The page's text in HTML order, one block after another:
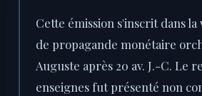
Cette émission s'inscrit dans la
de propagande monétaire
Auguste après 20 av. J.-C. Le
enseignes fut présenté non